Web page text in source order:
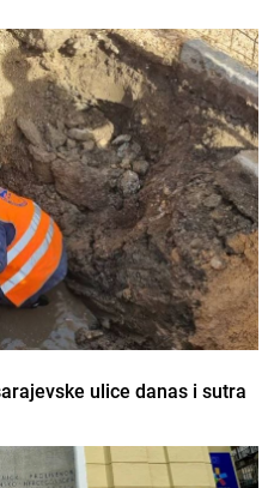
ulice danas i sutra